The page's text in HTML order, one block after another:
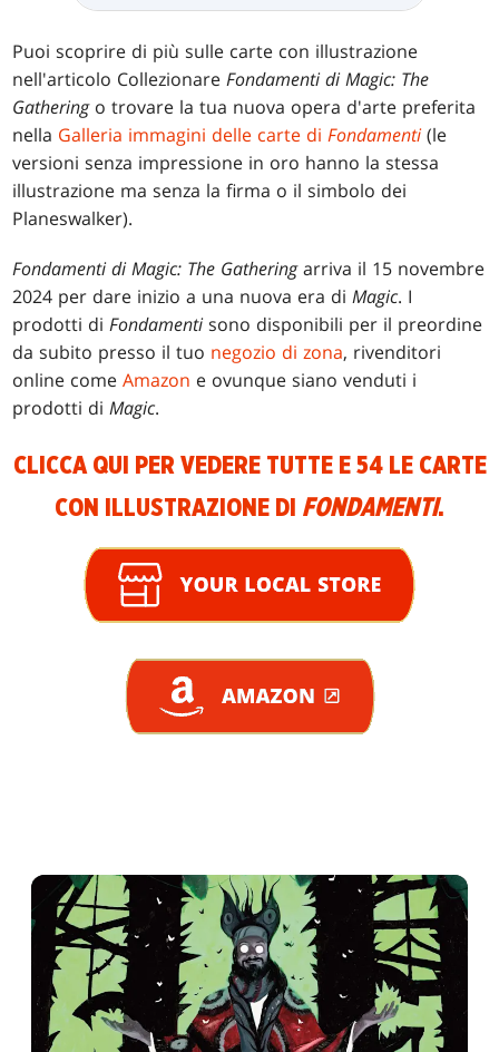
Puoi scoprire di più sulle carte con illustrazione
nell'articolo CollezionareFondamenti di Magic: The
Gatheringo trovare la tua nuova opera d'arte preferita
nella Galleria immagini delle carte diFondamenti(le
versioni senza impressione in oro hanno la stessa
illustrazione ma senza la firma o il simbolo dei
Planeswalker).
Fondamenti di Magic: The Gatheringarriva il 15 novembre
2024 per dare inizio a una nuova era diMagic. I
prodotti diFondamenti sono disponibili per il preordine
da subito presso il tuo negozio di zona, rivenditori
online comeAmazon e ovunque siano venduti i
prodotti diMagic.
CLICCA QUI PER VEDERE TUTTE E 54 LE CARTE
CON ILLUSTRAZIONE DI FONDAMENTI.